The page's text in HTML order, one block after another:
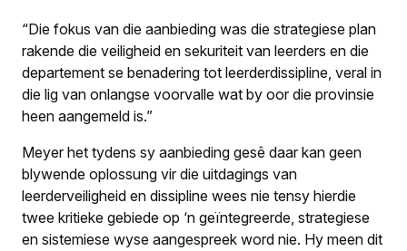
“Die fokus van die aanbieding was die strategiese plan
rakende die veiligheid en sekuriteit van leerders en die
departement se benadering tot leerderdissipline, veral in
die lig van onlangse voorvalle wat by oor die provinsie
heen aangemeld is.”
Meyer het tydens sy aanbieding gesê daar kan geen
blywende oplossung vir die uitdagings van
leerderveiligheid en dissipline wees nie tensy hierdie
twee kritieke gebiede op ‘n geïntegreerde, strategiese
en sistemiese wyse aangespreek word nie. Hy meen dit